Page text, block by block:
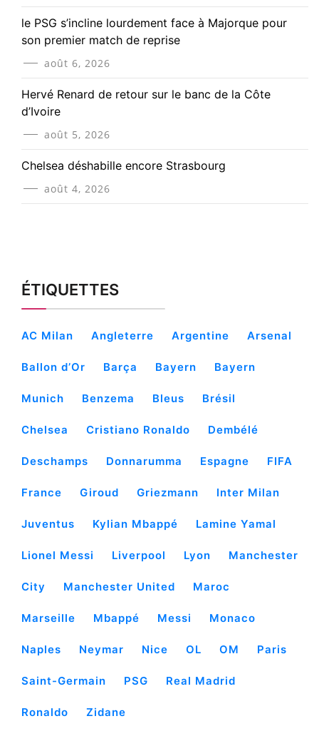
le PSG s’incline lourdement face à Majorque pour
son premier match de reprise
août 6, 2026
Hervé Renard de retour sur le banc de la Côte
d’Ivoire
août 5, 2026
Chelsea déshabille encore Strasbourg
août 4, 2026
ÉTIQUETTES
AC Milan Angleterre Argentine Arsenal
Ballon d’Or Barça Bayern Bayern
Munich Benzema Bleus Brésil
Chelsea Cristiano Ronaldo Dembélé
Deschamps Donnarumma Espagne FIFA
France Giroud Griezmann Inter Milan
Juventus Kylian Mbappé Lamine Yamal
Lionel Messi Liverpool Lyon Manchester
City Manchester United Maroc
Marseille Mbappé Messi Monaco
Naples Neymar Nice OL OM Paris
Saint-Germain PSG Real Madrid
Ronaldo Zidane